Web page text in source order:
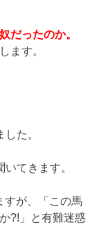
だったのか。
ます。
た。
てきます。
すが、「この馬
?!」と有難迷惑